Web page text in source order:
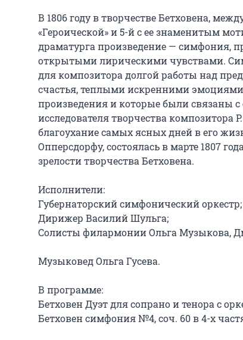
В 1806 году в творчестве Бетховена,
«Героической» и 5-й с ее знаменитым
драматурга произведение — симфония,
открытыми лирическими чувствами.
для композитора долгой работы над
счастья, теплыми искренними
произведения и которые были связаны с
исследователя творчества
благоухание самых ясных дней в его
Опперсдорфу, состоялась в марте 1807
зрелости творчества Бетховена.
Исполнители:
Губернаторский симфонический оркестр;
Дирижер Василий Шульга;
Солисты филармонии Ольга Музыкова,
Музыковед Ольга Гусева.
В программе:
Бетховен Дуэт для сопрано и тенора с
Бетховен симфония №4, соч. 60 в 4-х